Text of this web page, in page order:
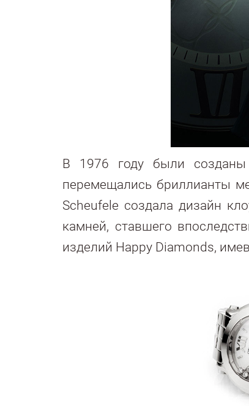
В 1976 году были созданы
перемещались бриллианты
Scheufele создала дизайн
камней, ставшего
изделий Happy Diamonds,